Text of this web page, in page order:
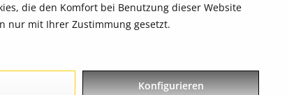
die den Komfort bei Benutzung dieser Website
nur mit Ihrer Zustimmung gesetzt.
Konfigurieren